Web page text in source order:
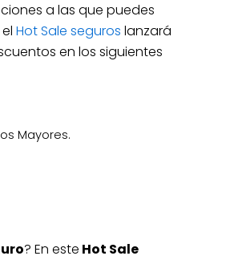
a las que puedes
Hot Sale seguros lanzará
en los siguientes
Mayores.
? En este Hot Sale